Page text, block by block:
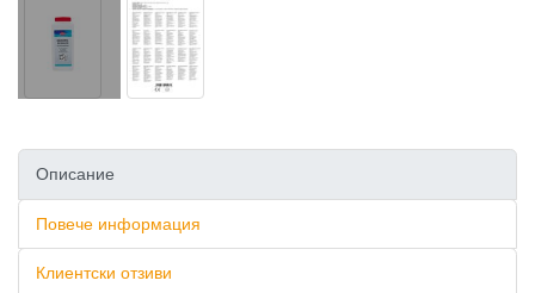
Описание
Повече информация
Клиентски отзиви